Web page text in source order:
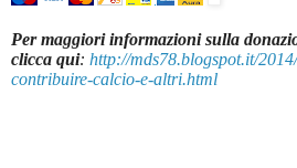
Per maggiori informazioni sulla
clicca qui: http://mds78.blogspot.it/
contribuire-calcio-e-altri.html